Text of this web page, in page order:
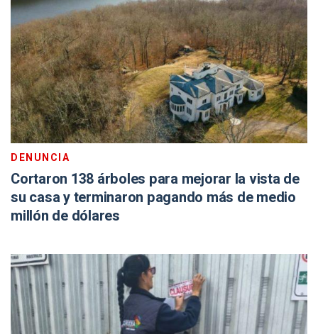
DENUNCIA
Cortaron 138 árboles para mejorar la vista de
su casa y terminaron pagando más de medio
millón de dólares